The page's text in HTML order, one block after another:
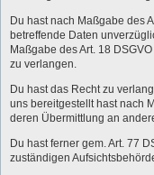
Du hast nach Maßgabe des
betreffende Daten
Maßgabe des Art. 18
zu verlangen.
Du hast das Recht zu
uns bereitgestellt hast nach
deren Übermittlung an
Du hast ferner gem. Art. 77
zuständigen